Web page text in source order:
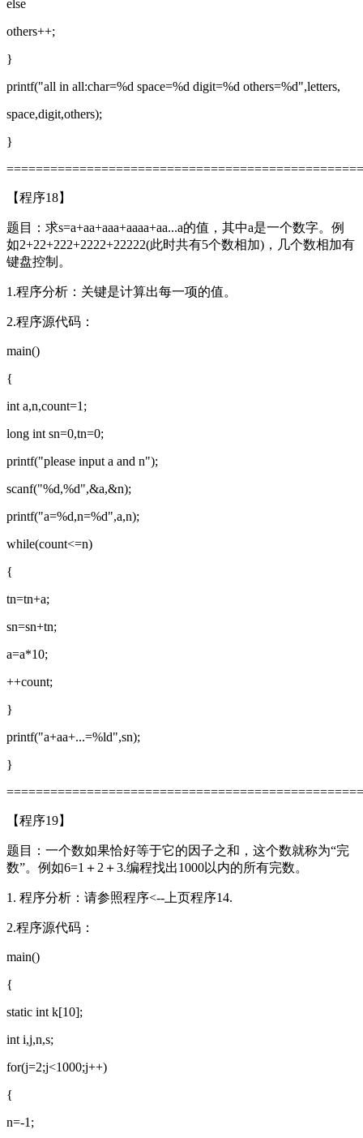
else
others++;
}
printf("all in all:char=%d space=%d digit=%d others=%d",letters,
space,digit,others);
}
【程序18】
题目：求s=a+aa+aaa+aaaa+aa...a的值，其中a是一个数字。例
如2+22+222+2222+22222(此时共有5个数相加)，几个数相加有
键盘控制。
1.程序分析：关键是计算出每一项的值。
2.程序源代码：
main()
{
int a,n,count=1;
long int sn=0,tn=0;
printf("please input a and n");
scanf("%d,%d",&a,&n);
printf("a=%d,n=%d",a,n);
while(count<=n)
{
tn=tn+a;
sn=sn+tn;
a=a*10;
++count;
}
printf("a+aa+...=%ld",sn);
}
【程序19】
题目：一个数如果恰好等于它的因子之和，这个数就称为“完
数”。例如6=1＋2＋3.编程找出1000以内的所有完数。
1. 程序分析：请参照程序<--上页程序14.
2.程序源代码：
main()
{
static int k[10];
int i,j,n,s;
for(j=2;j<1000;j++)
{
n=-1;